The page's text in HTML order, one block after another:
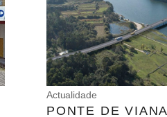
Actualidade
PONTE DE